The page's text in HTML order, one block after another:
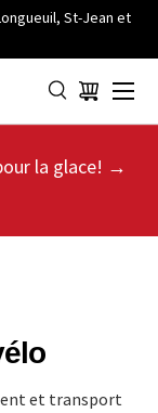
St-Jean et
Panier
Menu
la glace! →
et transport